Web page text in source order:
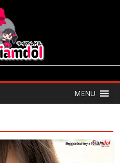
MENU